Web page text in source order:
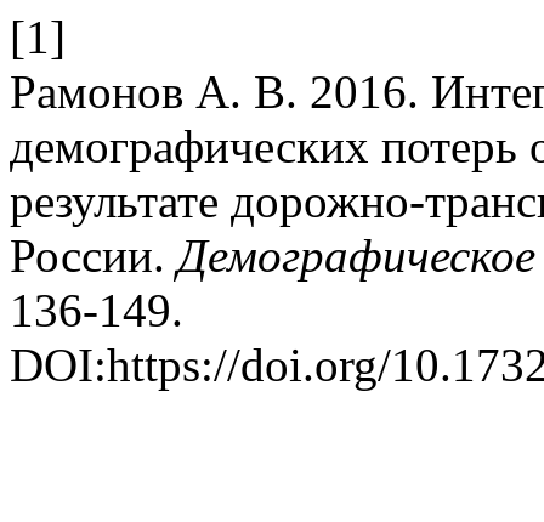
[1]
Рамонов А. В. 2016.
демографических потерь
результате дорожно-
России.Демографическое
136-149.
DOI:https://doi.org/